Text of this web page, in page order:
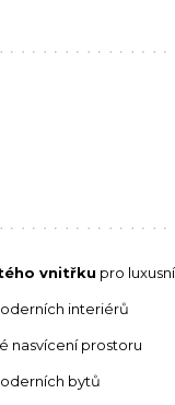
vnitřku pro
interiérů
nasvícení prostoru
bytů